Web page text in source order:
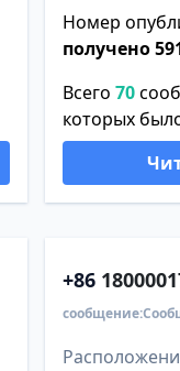
Номер
получено
Всего70
которых
+86